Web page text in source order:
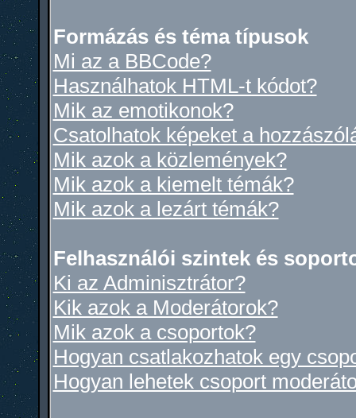
Formázás és téma típusok
Mi az a BBCode?
Használhatok HTML-t kódot?
Mik az emotikonok?
Csatolhatok képeket a
Mik azok a közlemények?
Mik azok a kiemelt témák?
Mik azok a lezárt témák?
Felhasználói szintek és
Ki az Adminisztrátor?
Kik azok a Moderátorok?
Mik azok a csoportok?
Hogyan csatlakozhatok egy
Hogyan lehetek csoport